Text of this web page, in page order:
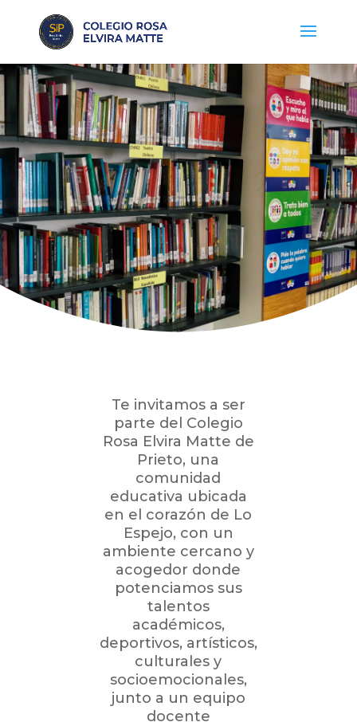
Te invitamos a ser
parte del Colegio
Rosa Elvira Matte de
Prieto, una
comunidad
educativa ubicada
en el corazón de Lo
Espejo, con un
ambiente cercano y
acogedor donde
potenciamos sus
talentos
académicos,
deportivos, artísticos,
culturales y
socioemocionales,
junto a un equipo
docente